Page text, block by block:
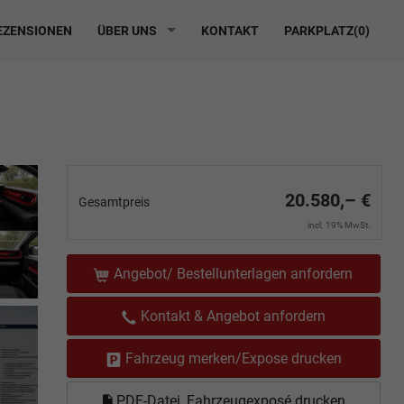
ÜBER UNS KONTAKT PARKPLATZ(0)
Gesamtpreis 20.580,– €
incl. 19% MwSt.
Angebot/ Bestellunterlagen anfordern
Kontakt & Angebot anfordern
Fahrzeug merken/Expose drucken